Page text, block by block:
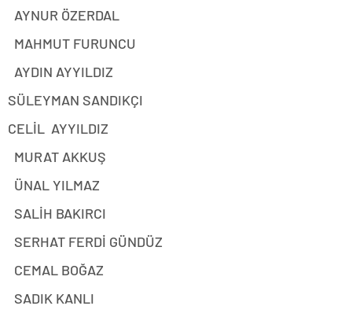
AYNUR ÖZERDAL
MAHMUT FURUNCU
AYDIN AYYILDIZ
SÜLEYMAN SANDIKÇI
CELİL AYYILDIZ
MURAT AKKUŞ
ÜNAL YILMAZ
SALİH BAKIRCI
SERHAT FERDİ GÜNDÜZ
CEMAL BOĞAZ
SADIK KANLI